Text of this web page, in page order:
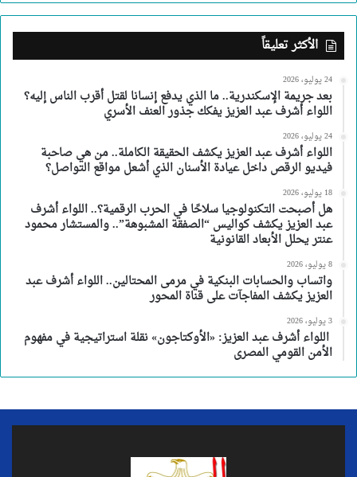
الأكثر تعليقاً
24 يوليو، 2026
بعد جريمة الإسكندرية.. ما الذي يدفع إنسانا لقتل أقرب الناس إليه؟
اللواء أشرف عبد العزيز يفكك جذور العنف الأسري
24 يوليو، 2026
اللواء أشرف عبد العزيز يكشف الحقيقة الكاملة.. من هي صاحبة
فيديو الرقص داخل عيادة الأسنان الذي أشعل مواقع التواصل؟
18 يوليو، 2026
هل أصبحت التكنولوجيا سلاحًا في الحرب الرقمية؟.. اللواء أشرف
عبد العزيز يكشف كواليس “الصفقة المشبوهة”.. والمستشار محمود
عنتر يحلل الأبعاد القانونية
8 يوليو، 2026
واتساب والحسابات البنكية في مرمى المحتالين.. اللواء أشرف عبد
العزيز يكشف المفاجآت على قناة المحور
3 يوليو، 2026
اللواء أشرف عبد العزيز: «الأوكتاجون» نقلة استراتيجية في مفهوم
الأمن القومي المصرى